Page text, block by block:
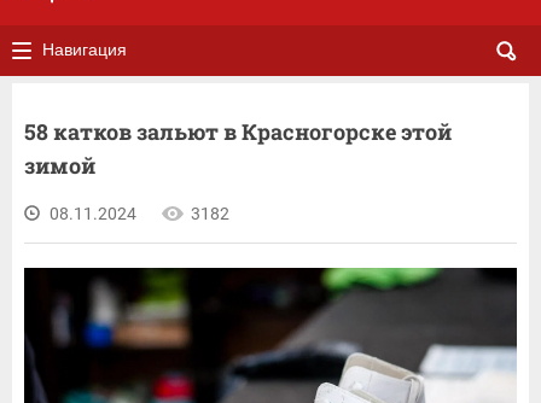
Навигация
58 катков зальют в Красногорске этой
зимой
08.11.2024 3182